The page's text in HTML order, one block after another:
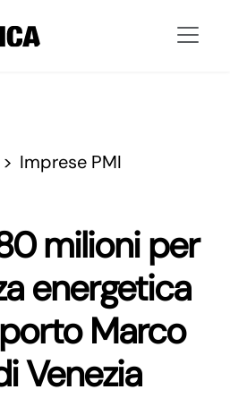
Imprese PMI
milioni per
energetica
Marco
Venezia